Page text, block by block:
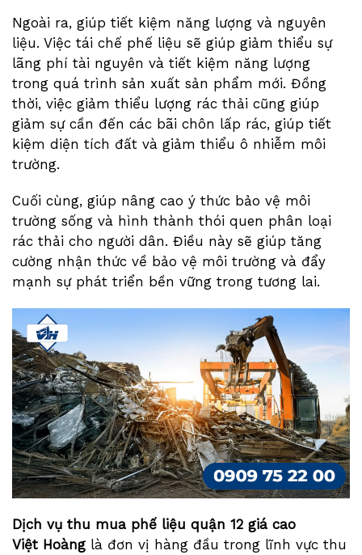
Ngoài ra, giúp tiết kiệm năng lượng và nguyên
liệu. Việc tái chế phế liệu sẽ giúp giảm thiểu sự
lãng phí tài nguyên và tiết kiệm năng lượng
trong quá trình sản xuất sản phẩm mới. Đồng
thời, việc giảm thiểu lượng rác thải cũng giúp
giảm sự cần đến các bãi chôn lấp rác, giúp tiết
kiệm diện tích đất và giảm thiểu ô nhiễm môi
trường.
Cuối cùng, giúp nâng cao ý thức bảo vệ môi
trường sống và hình thành thói quen phân loại
rác thải cho người dân. Điều này sẽ giúp tăng
cường nhận thức về bảo vệ môi trường và đẩy
mạnh sự phát triển bền vững trong tương lai.
Dịch vụ thu mua phế liệu quận 12 giá cao
Việt Hoàng là đơn vị hàng đầu trong lĩnh vực thu